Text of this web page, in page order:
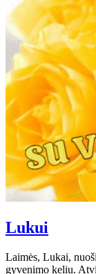
Lukui
Laimės, Lukai,
gyvenimo keliu.